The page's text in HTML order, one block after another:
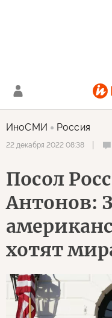
ИноСМИ Россия
22 декабря 2022 08:38
Посол
Антонов:
хотят